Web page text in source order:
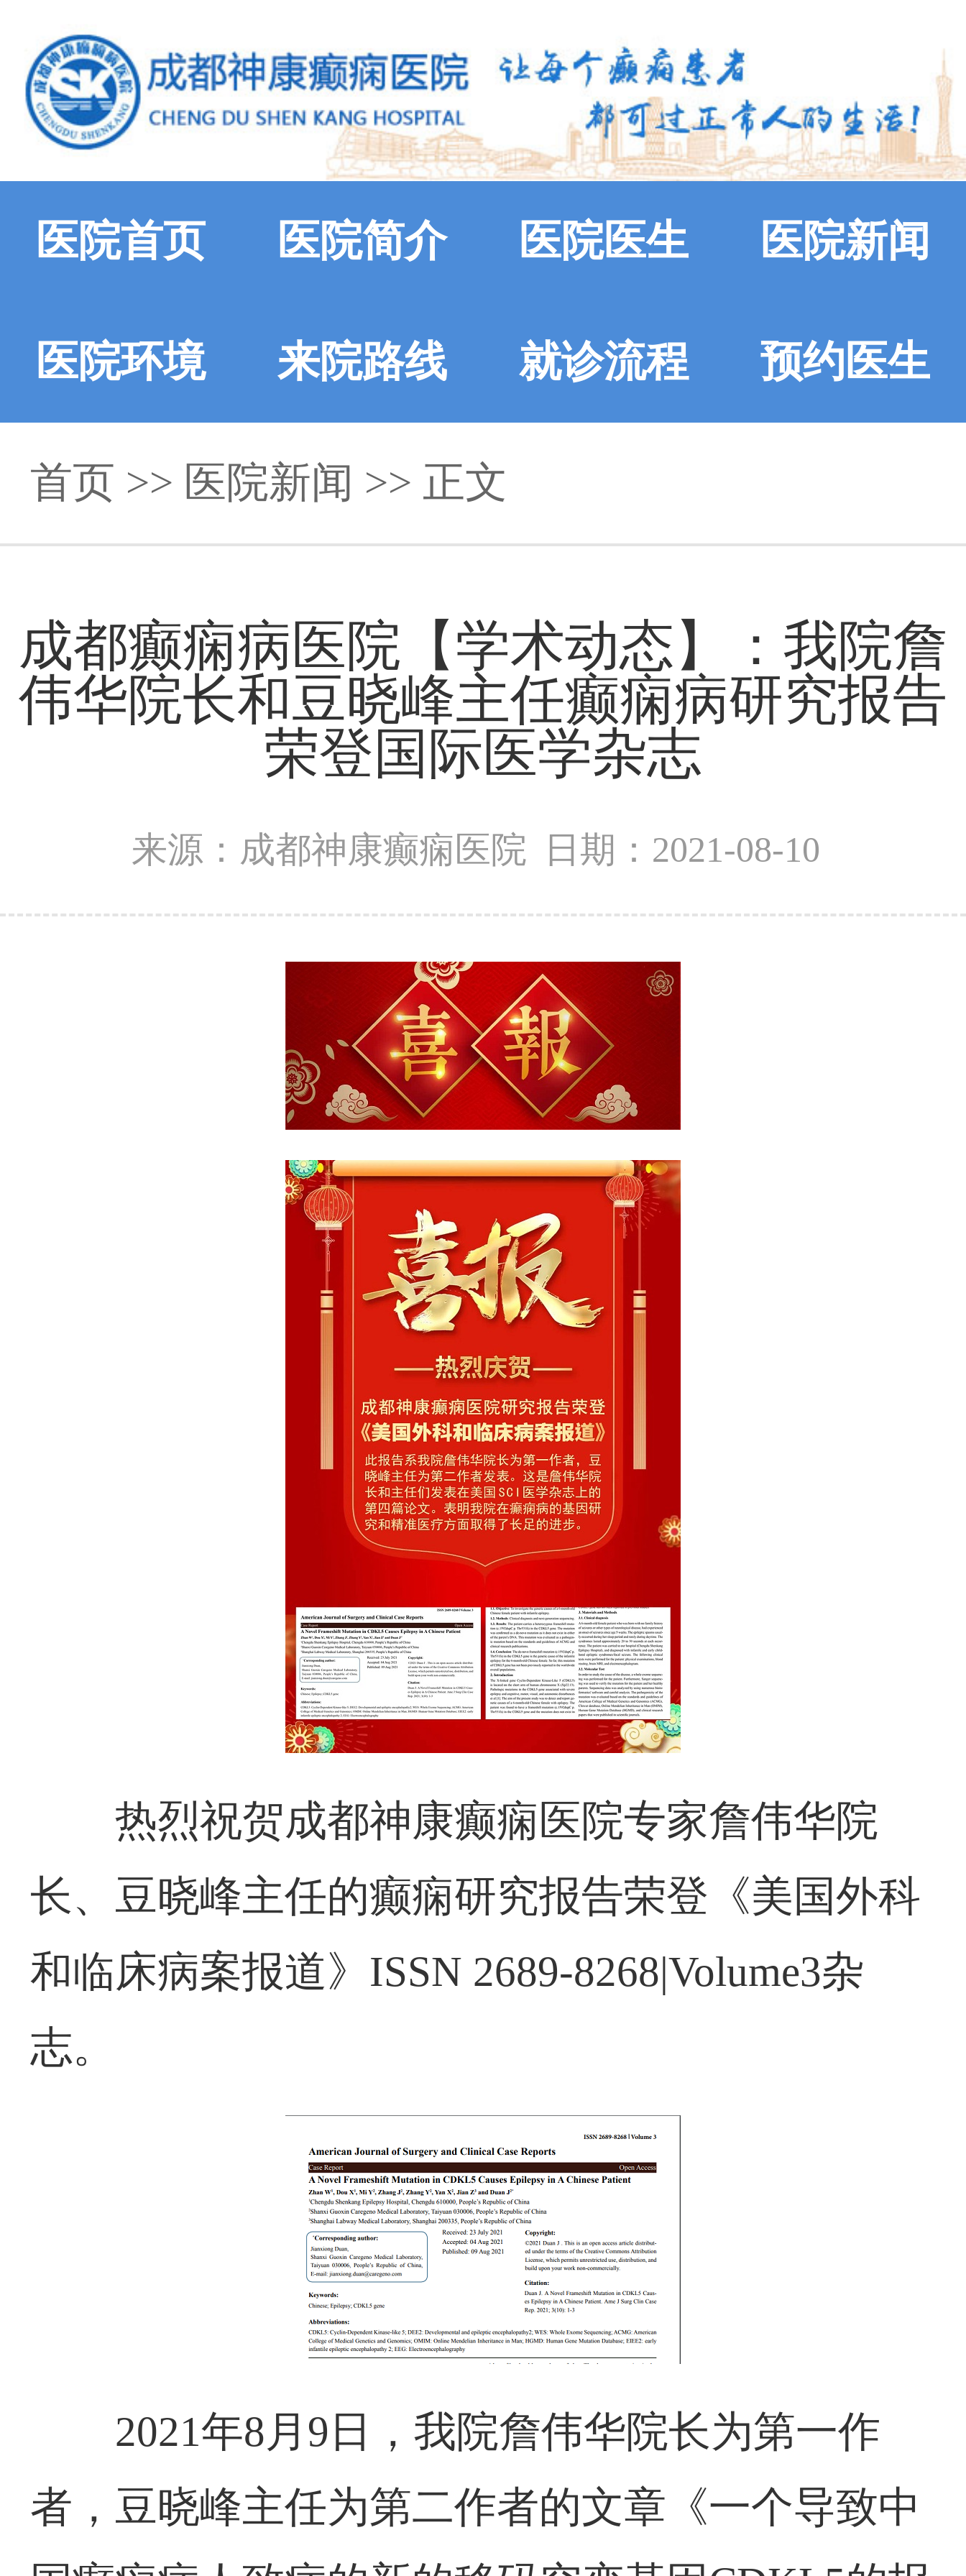
医院首页 医院简介 医院医生 医院新闻
医院环境 来院路线 就诊流程 预约医生
首页 >> 医院新闻 >> 正文
成都癫痫病医院【学术动态】：我院詹
伟华院长和豆晓峰主任癫痫病研究报告
荣登国际医学杂志
来源：成都神康癫痫医院 日期：2021-08-10
热烈祝贺成都神康癫痫医院专家詹伟华院
长、豆晓峰主任的癫痫研究报告荣登《美国外科
和临床病案报道》ISSN 2689-8268|Volume3杂
志。
2021年8月9日，我院詹伟华院长为第一作
者，豆晓峰主任为第二作者的文章《一个导致中